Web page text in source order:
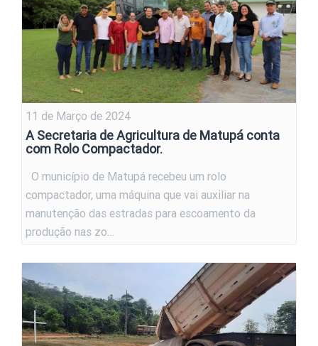
11 de Março de 2024
A Secretaria de Agricultura de Matupá conta
com Rolo Compactador.
O município de Matupá recebeu um rolo
compactador, uma máquina que vai auxiliar na
manutenção das estradas para escoamento da
produção nas zo…